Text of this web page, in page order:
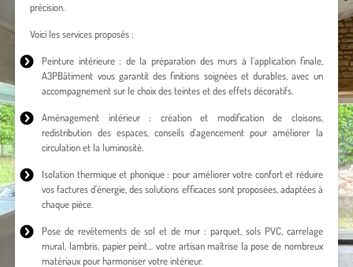
précision.
Voici les services proposés :
Peinture intérieure : de la préparation des murs à l’application finale,
A3PBâtiment vous garantit des finitions soignées et durables, avec un
accompagnement sur le choix des teintes et des effets décoratifs.
Aménagement intérieur : création et modification de cloisons,
redistribution des espaces, conseils d’agencement pour améliorer la
circulation et la luminosité.
Isolation thermique et phonique : pour améliorer votre confort et réduire
vos factures d’énergie, des solutions efficaces sont proposées, adaptées à
chaque pièce.
Pose de revêtements de sol et de mur : parquet, sols PVC, carrelage
mural, lambris, papier peint… votre artisan maîtrise la pose de nombreux
matériaux pour harmoniser votre intérieur.